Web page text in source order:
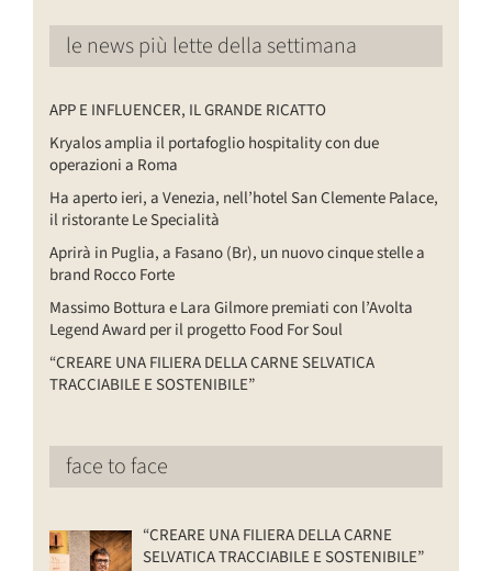
le news più lette della settimana
APP E INFLUENCER, IL GRANDE RICATTO
Kryalos amplia il portafoglio hospitality con due
operazioni a Roma
Ha aperto ieri, a Venezia, nell’hotel San Clemente Palace,
il ristorante Le Specialità
Aprirà in Puglia, a Fasano (Br), un nuovo cinque stelle a
brand Rocco Forte
Massimo Bottura e Lara Gilmore premiati con l’Avolta
Legend Award per il progetto Food For Soul
“CREARE UNA FILIERA DELLA CARNE SELVATICA
TRACCIABILE E SOSTENIBILE”
face to face
“CREARE UNA FILIERA DELLA CARNE
SELVATICA TRACCIABILE E SOSTENIBILE”